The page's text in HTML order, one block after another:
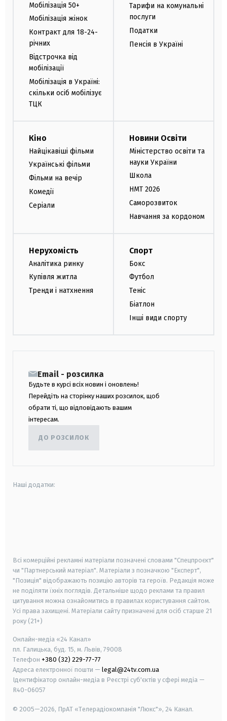
Мобілізація 50+
Мобілізація жінок
Контракт для 18-24-
річних
Відстрочка від
мобілізації
Мобілізація в Україні:
скільки осіб мобілізує
ТЦК
Тарифи на комунальні
послуги
Податки
Пенсія в Україні
Кіно
Найцікавіші фільми
Українські фільми
Фільми на вечір
Комедії
Серіали
Новини Освіти
Міністерство освіти та
науки України
Школа
НМТ 2026
Саморозвиток
Навчання за кордоном
Нерухомість
Аналітика ринку
Купівля житла
Тренди і натхнення
Спорт
Бокс
Футбол
Теніс
Біатлон
Інші види спорту
Email - розсилка
Будьте в курсі всіх новин і оновлень!
Перейдіть на сторінку наших розсилок, щоб
обрати ті, що відповідають вашим
інтересам.
ДО РОЗСИЛОК
Наші додатки:
Всі комерційні рекламні матеріали позначені словами "Спецпроєкт"
чи "Партнерський матеріал". Матеріали з позначкою "Експерт",
"Позиція" відображають позицію авторів та героїв. Редакція може
не поділяти їхніх поглядів. Детальніше щодо реклами та правил
цитування можна ознайомитись в правилах користування сайтом.
Усі права захищені. Матеріали сайту призначені для осіб старше 21
року (21+)
Онлайн-медіа «24 Канал»
пл. Галицька, буд. 15, м. Львів, 79008
Телефон +380 (32) 229-77-77
Адреса електронної пошти — legal@24tv.com.ua
Ідентифікатор онлайн-медіа в Реєстрі суб'єктів у сфері медіа —
R40-06057
© 2005—2026, ПрАТ «Телерадіокомпанія "Люкс"», 24 Канал.